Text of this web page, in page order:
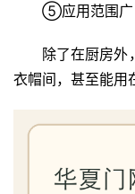
套
装
⑤应用范围广
除了在厨房外
衣帽间，甚至能用